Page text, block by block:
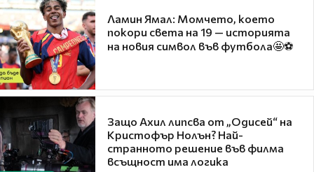
Ламин Ямал: Момчето, което
покори света на 19 — историята
на новия символ във футбола🤩⚽
Защо Ахил липсва от „Одисей“ на
Кристофър Нолън? Най-
странното решение във филма
всъщност има логика